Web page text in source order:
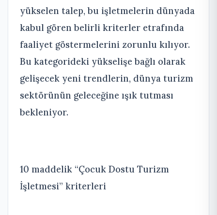
yükselen talep, bu işletmelerin dünyada
kabul gören belirli kriterler etrafında
faaliyet göstermelerini zorunlu kılıyor.
Bu kategorideki yükselişe bağlı olarak
gelişecek yeni trendlerin, dünya turizm
sektörünün geleceğine ışık tutması
bekleniyor.
10 maddelik “Çocuk Dostu Turizm
İşletmesi” kriterleri